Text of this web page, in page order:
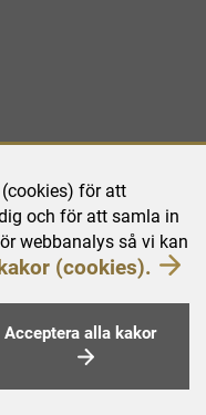
för att
och för att samla in
webbanalys så vi kan
(cookies).
Acceptera alla kakor